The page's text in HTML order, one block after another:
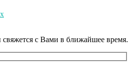
с Вами в ближайшее время.